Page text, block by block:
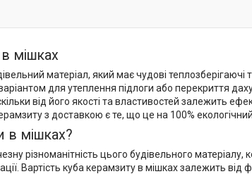
мішках
матеріал, який має чудові теплозберігаючі
для утеплення підлоги або перекриття
від його якості та властивостей залежить
з доставкою є те, що це на 100%
в мішках?
різноманітність цього будівельного
Вартість куба керамзиту в мішках залежить від